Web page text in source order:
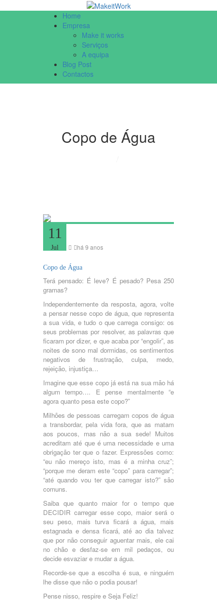
Home
Empresa
Make it works
Serviços
A equipa
Blog Post
Contactos
Copo de Água
11
Jul há 9 anos
Copo de Água
Terá pensado: É leve? É pesado? Pesa 250
gramas?
Independentemente da resposta, agora, volte
a pensar nesse copo de água, que representa
a sua vida, e tudo o que carrega consigo: os
seus problemas por resolver, as palavras que
ficaram por dizer, e que acaba por “engolir”, as
noites de sono mal dormidas, os sentimentos
negativos de frustração, culpa, medo,
rejeição, injustiça…
Imagine que esse copo já está na sua mão há
algum tempo…. E pense mentalmente “e
agora quanto pesa este copo?”
Milhões de pessoas carregam copos de água
a transbordar, pela vida fora, que as matam
aos poucos, mas não a sua sede! Muitos
acreditam até que é uma necessidade e uma
obrigação ter que o fazer. Expressões como:
“eu não mereço isto, mas é a minha cruz”;
“porque me deram este “copo” para carregar”;
“até quando vou ter que carregar isto?” são
comuns.
Saiba que quanto maior for o tempo que
DECIDIR carregar esse copo, maior será o
seu peso, mais turva ficará a água, mais
estagnada e densa ficará, até ao dia talvez
que por não conseguir aguentar mais, ele cai
no chão e desfaz-se em mil pedaços, ou
decide esvaziar e mudar a água.
Recorde-se que a escolha é sua, e ninguém
lhe disse que não o podia pousar!
Pense nisso, respire e Seja Feliz!